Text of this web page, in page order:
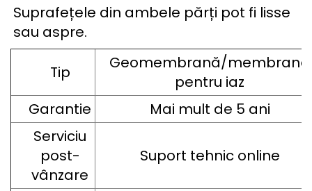
Suprafețele din ambele părți pot fi lisse
sau aspre.
Tip
Geomembrană/membrană
pentru iaz
Garantie
Mai mult de 5 ani
Serviciu
post-
vânzare
Suport tehnic online